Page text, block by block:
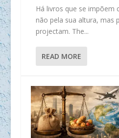
Há livros que se
não pela sua altura, mas
projectam. The...
READ MORE